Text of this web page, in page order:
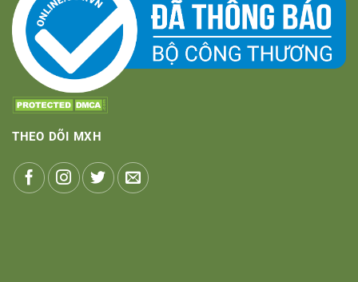
THEO DÕI MXH